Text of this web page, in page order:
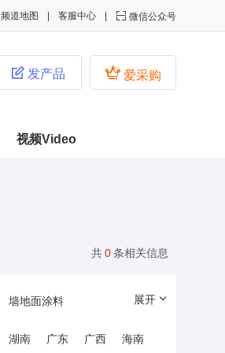
 微信公众号
客服中心
频道地图
 爱采购
 发产品
视频Video
共0条相关信息
墙地面涂料
展开
湖南 广东 广西 海南